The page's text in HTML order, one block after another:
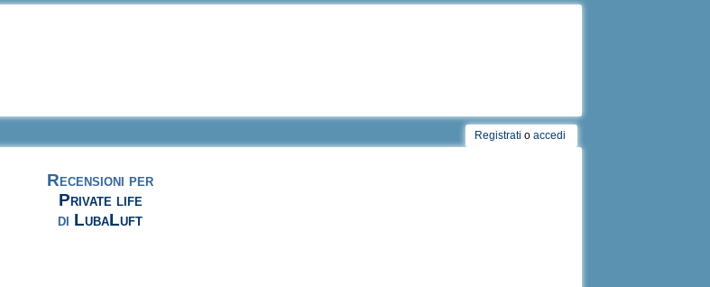
Registrati o accedi
Recensioni per
Private life
di LubaLuft